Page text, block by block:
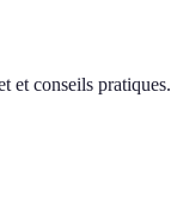
et conseils pratiques.